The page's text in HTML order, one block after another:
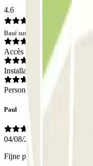
4.6
Basé sur 617 avis
Accès
Installations
Personnel
Paul
04/08/2026
Fijne parkeerplaats,